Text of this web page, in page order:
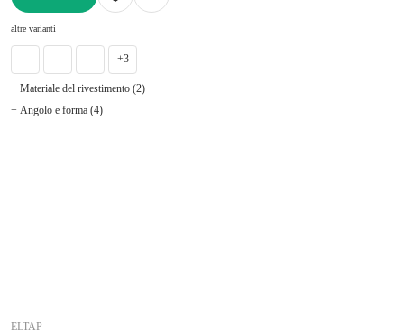
altre varianti
+3
+ Materiale del rivestimento (2)
+ Angolo e forma (4)
ELTAP